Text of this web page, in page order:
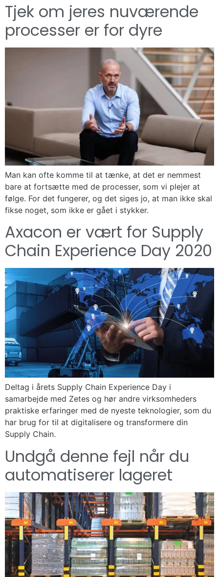
Tjek om jeres nuværende
processer er for dyre
Man kan ofte komme til at tænke, at det er nemmest
bare at fortsætte med de processer, som vi plejer at
følge. For det fungerer, og det siges jo, at man ikke skal
fikse noget, som ikke er gået i stykker.
Axacon er vært for Supply
Chain Experience Day 2020
Deltag i årets Supply Chain Experience Day i
samarbejde med Zetes og hør andre virksomheders
praktiske erfaringer med de nyeste teknologier, som du
har brug for til at digitalisere og transformere din
Supply Chain.
Undgå denne fejl når du
automatiserer lageret